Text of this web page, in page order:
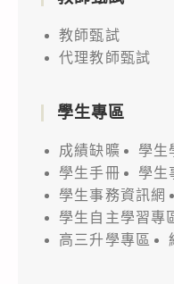
教師甄試
代理教師甄試
學生專區
成績缺曠
學生
學生手冊
學生
學生事務資訊網
學生自主學習專
高三升學專區